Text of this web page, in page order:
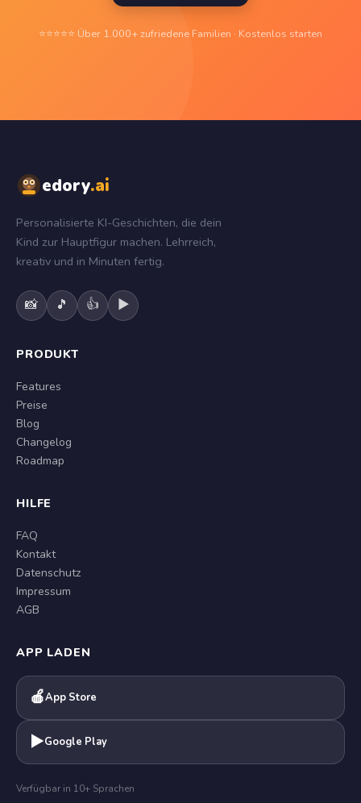
⭐⭐⭐⭐⭐ Über 1.000+ zufriedene Familien · Kostenlos starten
edory.ai
Personalisierte KI-Geschichten, die dein
Kind zur Hauptfigur machen. Lehrreich,
kreativ und in Minuten fertig.
📸 🎵 👍 ▶
PRODUKT
Features
Preise
Blog
Changelog
Roadmap
HILFE
FAQ
Kontakt
Datenschutz
Impressum
AGB
APP LADEN
🍎App Store
▶Google Play
Verfügbar in 10+ Sprachen